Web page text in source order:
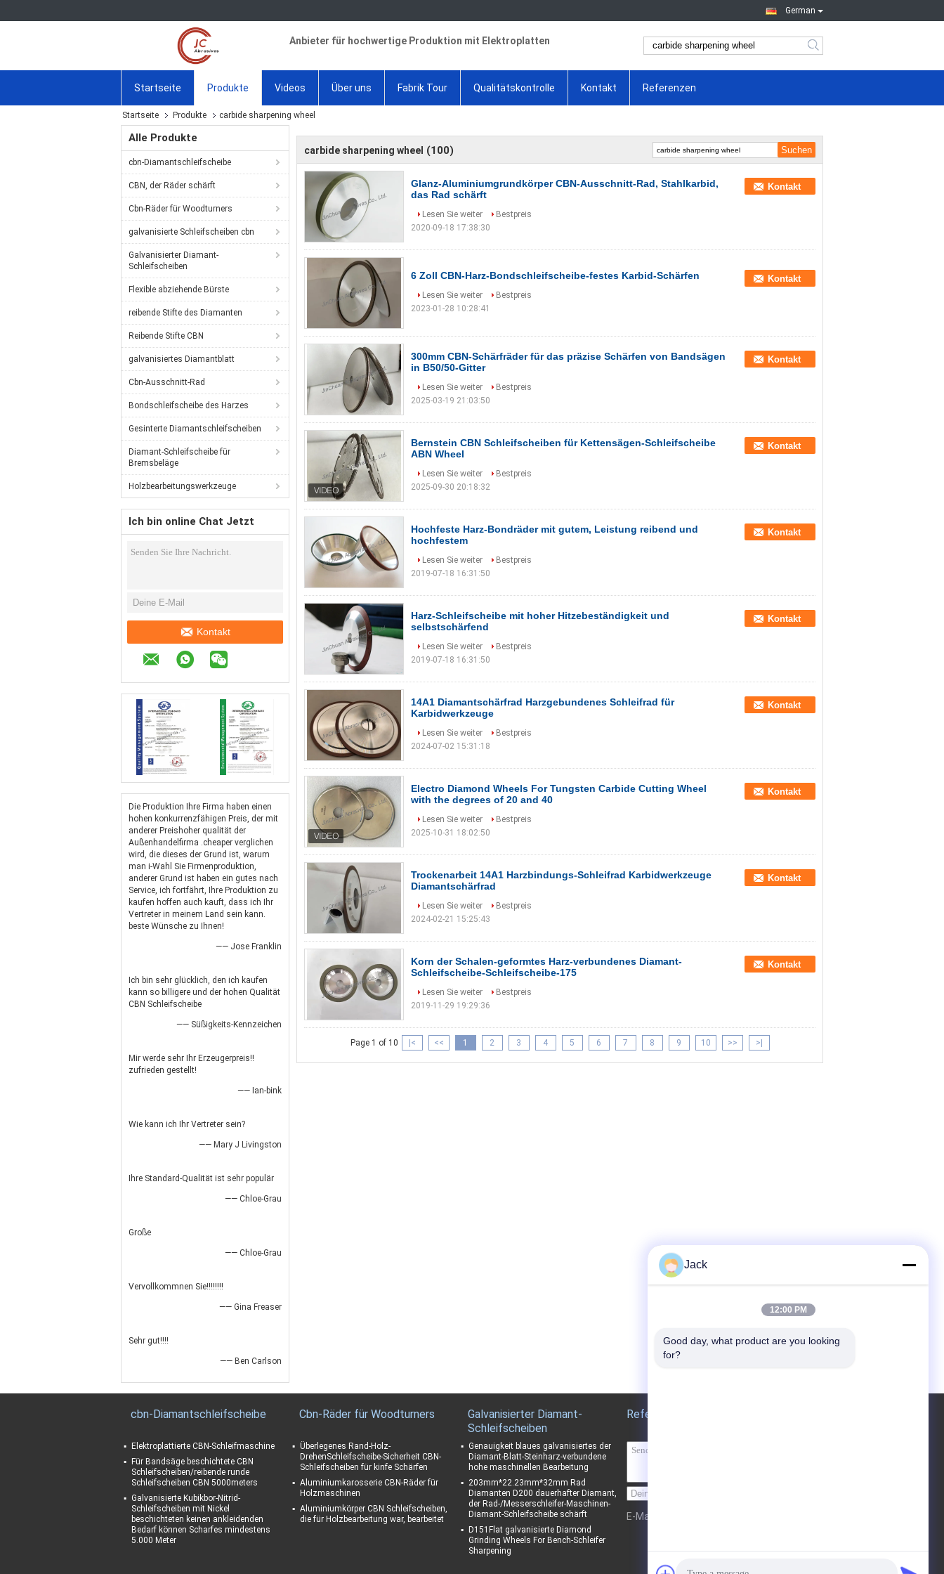
German
Anbieter für hochwertige Produktion mit Elektroplatten
Startseite Produkte Videos Über uns Fabrik Tour Qualitätskontrolle Kontakt Referenzen
Startseite Produkte carbide sharpening wheel
Alle Produkte
cbn-Diamantschleifscheibe
CBN, der Räder schärft
Cbn-Räder für Woodturners
galvanisierte Schleifscheiben cbn
Galvanisierter Diamant-
Schleifscheiben
Flexible abziehende Bürste
reibende Stifte des Diamanten
Reibende Stifte CBN
galvanisiertes Diamantblatt
Cbn-Ausschnitt-Rad
Bondschleifscheibe des Harzes
Gesinterte Diamantschleifscheiben
Diamant-Schleifscheibe für
Bremsbeläge
Holzbearbeitungswerkzeuge
Ich bin online Chat Jetzt
Kontakt
Die Produktion Ihre Firma haben einen
hohen konkurrenzfähigen Preis, der mit
anderer Preishoher qualität der
Außenhandelfirma .cheaper verglichen
wird, die dieses der Grund ist, warum
man i-Wahl Sie Firmenproduktion,
anderer Grund ist haben ein gutes nach
Service, ich fortfährt, Ihre Produktion zu
kaufen hoffen auch kauft, dass ich Ihr
Vertreter in meinem Land sein kann.
beste Wünsche zu Ihnen!
—— Jose Franklin
Ich bin sehr glücklich, den ich kaufen
kann so billigere und der hohen Qualität
CBN Schleifscheibe
—— Süßigkeits-Kennzeichen
Mir werde sehr Ihr Erzeugerpreis!!
zufrieden gestellt!
—— Ian-bink
Wie kann ich Ihr Vertreter sein?
—— Mary J Livingston
Ihre Standard-Qualität ist sehr populär
—— Chloe-Grau
Große
—— Chloe-Grau
Vervollkommnen Sie!!!!!!!!
—— Gina Freaser
Sehr gut!!!!
—— Ben Carlson
carbide sharpening wheel (100)
Glanz-Aluminiumgrundkörper CBN-Ausschnitt-Rad, Stahlkarbid,
das Rad schärft
Kontakt
Lesen Sie weiter
Bestpreis
2020-09-18 17:38:30
6 Zoll CBN-Harz-Bondschleifscheibe-festes Karbid-Schärfen Kontakt
Lesen Sie weiter
Bestpreis
2023-01-28 10:28:41
300mm CBN-Schärfräder für das präzise Schärfen von Bandsägen
in B50/50-Gitter
Kontakt
Lesen Sie weiter
Bestpreis
2025-03-19 21:03:50
Bernstein CBN Schleifscheiben für Kettensägen-Schleifscheibe
ABN Wheel
Kontakt
Lesen Sie weiter
Bestpreis
2025-09-30 20:18:32
Hochfeste Harz-Bondräder mit gutem, Leistung reibend und
hochfestem
Kontakt
Lesen Sie weiter
Bestpreis
2019-07-18 16:31:50
Harz-Schleifscheibe mit hoher Hitzebeständigkeit und
selbstschärfend
Kontakt
Lesen Sie weiter
Bestpreis
2019-07-18 16:31:50
14A1 Diamantschärfrad Harzgebundenes Schleifrad für
Karbidwerkzeuge
Kontakt
Lesen Sie weiter
Bestpreis
2024-07-02 15:31:18
Electro Diamond Wheels For Tungsten Carbide Cutting Wheel
with the degrees of 20 and 40
Kontakt
Lesen Sie weiter
Bestpreis
2025-10-31 18:02:50
Trockenarbeit 14A1 Harzbindungs-Schleifrad Karbidwerkzeuge
Diamantschärfrad
Kontakt
Lesen Sie weiter
Bestpreis
2024-02-21 15:25:43
Korn der Schalen-geformtes Harz-verbundenes Diamant-
Schleifscheibe-Schleifscheibe-175
Kontakt
Lesen Sie weiter
Bestpreis
2019-11-29 19:29:36
Page 1 of 10 |< << 1 2 3 4 5 6 7 8 9 10 >> >|
cbn-Diamantschleifscheibe
Elektroplattierte CBN-Schleifmaschine
Für Bandsäge beschichtete CBN
Schleifscheiben/reibende runde
Schleifscheiben CBN 5000meters
Galvanisierte Kubikbor-Nitrid-
Schleifscheiben mit Nickel
beschichteten keinen ankleidenden
Bedarf können Scharfes mindestens
5.000 Meter
Cbn-Räder für Woodturners
Überlegenes Rand-Holz-
DrehenSchleifscheibe-Sicherheit CBN-
Schleifscheiben für kinfe Schärfen
Aluminiumkarosserie CBN-Räder für
Holzmaschinen
Aluminiumkörper CBN Schleifscheiben,
die für Holzbearbeitung war, bearbeitet
Galvanisierter Diamant-
Schleifscheiben
Genauigkeit blaues galvanisiertes der
Diamant-Blatt-Steinharz-verbundene
hohe maschinellen Bearbeitung
203mm*22.23mm*32mm Rad
Diamanten D200 dauerhafter Diamant,
der Rad-/Messerschleifer-Maschinen-
Diamant-Schleifscheibe schärft
D151Flat galvanisierte Diamond
Grinding Wheels For Bench-Schleifer
Sharpening
Referenzen
E-Mail
Jack
12:00 PM
Good day, what product are you looking
for?